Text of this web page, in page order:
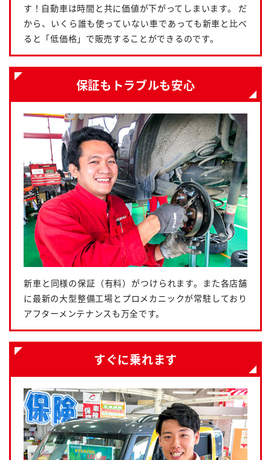
す！自動車は時間と共に価値が下がってしまいます。 だ
から、いくら誰も使っていない車であっても新車と比べ
ると「低価格」で販売することができるのです。
保証もトラブルも安心
新車と同様の保証（有料）がつけられます。また各店舗
に最新の大型整備工場とプロメカニックが常駐しており
アフターメンテナンスも万全です。
すぐに乗れます